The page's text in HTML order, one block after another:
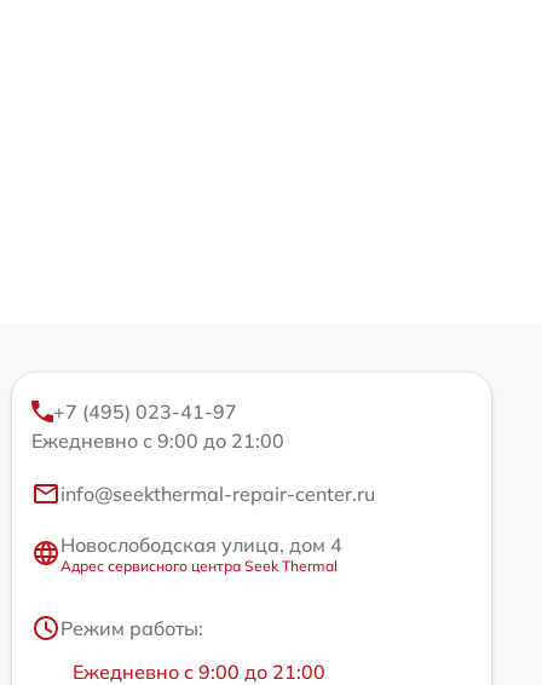
+7 (495) 023-41-97
Ежедневно с 9:00 до 21:00
info@seekthermal-repair-center.ru
Новослободская улица, дом 4
Адрес сервисного центра Seek Thermal
Режим работы:
Ежедневно с 9:00 до 21:00